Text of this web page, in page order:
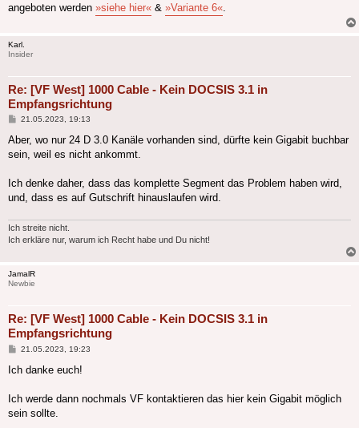
angeboten werden »siehe hier« & »Variante 6«
Karl.
Insider
Re: [VF West] 1000 Cable - Kein DOCSIS 3.1 in
Empfangsrichtung
Beitrag
21.05.2023, 19:13
Aber, wo nur 24 D 3.0 Kanäle vorhanden sind, dürfte kein Gigabit buchbar
sein, weil es nicht ankommt.
Ich denke daher, dass das komplette Segment das Problem haben wird,
und, dass es auf Gutschrift hinauslaufen wird.
Ich streite nicht.
Ich erkläre nur, warum ich Recht habe und Du nicht!
JamalR
Newbie
Re: [VF West] 1000 Cable - Kein DOCSIS 3.1 in
Empfangsrichtung
Beitrag
21.05.2023, 19:23
Ich danke euch!
Ich werde dann nochmals VF kontaktieren das hier kein Gigabit möglich
sein sollte.